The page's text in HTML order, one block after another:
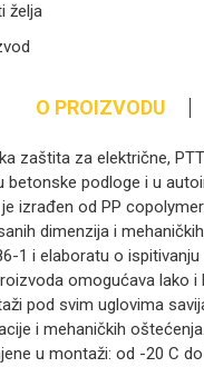
želja
O PROIZVODU
zaštita za električne,
betonske podloge i u
izrađen od PP
dimenzija i
1 i elaboratu o
omogućava lako i
pod svim uglovima
i mehaničkih
u montaži: od -20 C do